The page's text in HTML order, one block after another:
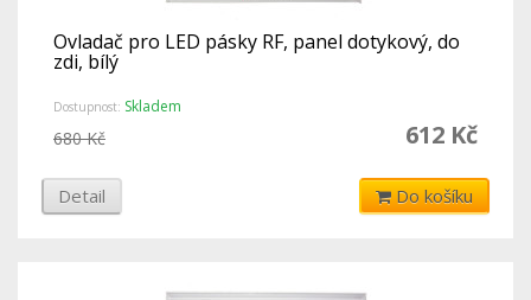
Ovladač pro LED pásky RF, panel dotykový, do
zdi, bílý
Dostupnost: Skladem
612 Kč
680 Kč
Detail Do košíku